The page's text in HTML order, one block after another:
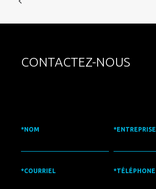
CONTACTEZ-NOUS
*NOM
*COURRIEL
*ENTREPRISE
*TÉLÉPHONE